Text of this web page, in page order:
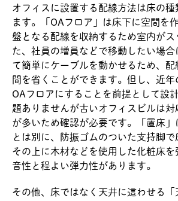
オフィスに設置する配線方法は床の種
ます。「OAフロア」は床下に空間を
盤となる配線を収納するため室内がス
た、社員の増員などで移動したい場合
て簡単にケーブルを動かせるため、
間を省くことができます。但し、近
OAフロアにすることを前提として設
題ありませんが古いオフィスビルは
が多いため確認が必要です。「置床
とは別に、防振ゴムのついた支持脚で
その上に木材などを使用した化粧床
音性と程よい弾力性があります。
その他、床ではなく天井に這わせる「